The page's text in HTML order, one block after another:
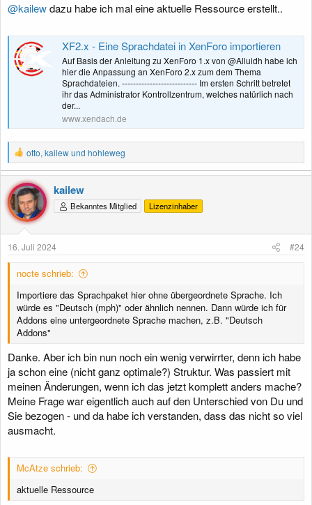
@kailewdazu habe ich mal eine aktuelle Ressource erstellt..
XF2.x - Eine Sprachdatei in XenForo importieren
Auf Basis der Anleitung zu XenForo 1.x von @Alluidh habe ich
hier die Anpassung an XenForo 2.x zum dem Thema
Sprachdateien. --------------------------- Im ersten Schritt betretet
ihr das Administrator Kontrollzentrum, welches natürlich nach
der...
www.xendach.de
R
e
a
k
t
i
o
n
n
otto, kailewund hohleweg
kailew
Bekanntes Mitglied Lizenzinhaber
16. Juli 2024 #24
nocte schrieb:
Importiere das Sprachpaket hier ohne übergeordnete Sprache. Ich
würde es "Deutsch (mph)" oder ähnlich nennen. Dann würde ich für
Addons eine untergeordnete Sprache machen, z.B. "Deutsch
Addons"
Danke. Aber ich bin nun noch ein wenig verwirrter, denn ich habe
ja schon eine (nicht ganz optimale?) Struktur. Was passiert mit
meinen Änderungen, wenn ich das jetzt komplett anders mache?
Meine Frage war eigentlich auch auf den Unterschied von Du und
Sie bezogen - und da habe ich verstanden, dass das nicht so viel
ausmacht.
McAtze schrieb:
aktuelle Ressource